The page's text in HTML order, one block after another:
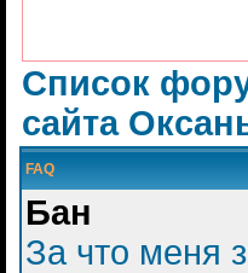
Список
сайта
FAQ
Бан
За что меня